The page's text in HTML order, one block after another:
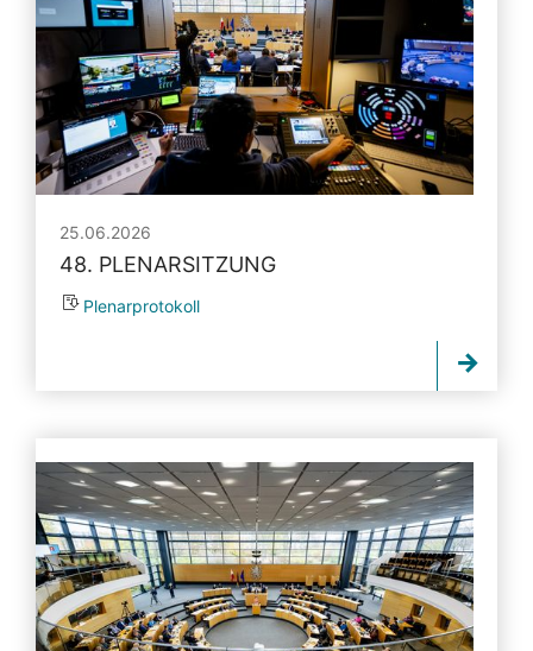
25.06.2026
48. PLENARSITZUNG
Plenarprotokoll